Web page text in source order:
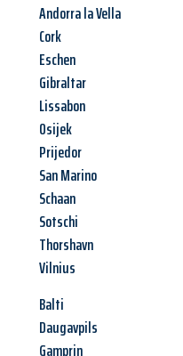
Andorra la Vella
Cork
Eschen
Gibraltar
Lissabon
Osijek
Prijedor
San Marino
Schaan
Sotschi
Thorshavn
Vilnius
Balti
Daugavpils
Gamprin